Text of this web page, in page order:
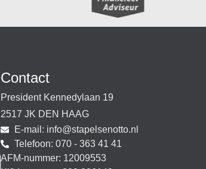
Contact
President Kennedylaan 19
2517 JK DEN HAAG
E-mail:
ln.ottoneslepats
@ofni
Telefoon: 070 - 363 41 41
AFM-nummer: 12009553